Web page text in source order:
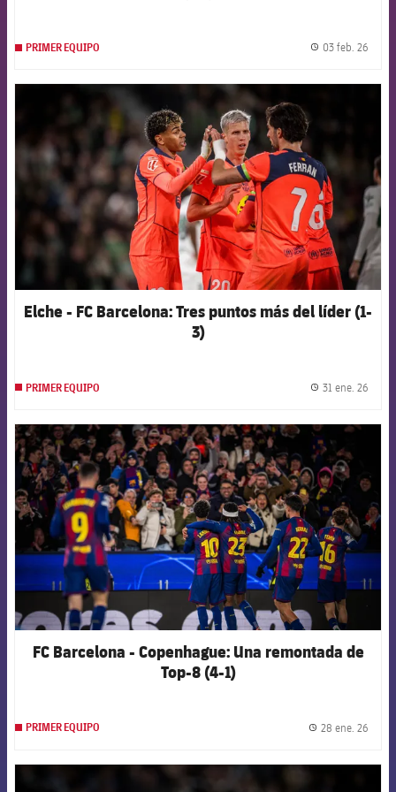
PRIMER EQUIPO 03 feb. 26
FCB Barcelona badge
Elche - FC Barcelona: Tres puntos más del líder (1-
3)
PRIMER EQUIPO 31 ene. 26
FCB Barcelona badge
FC Barcelona - Copenhague: Una remontada de
Top-8 (4-1)
PRIMER EQUIPO 28 ene. 26